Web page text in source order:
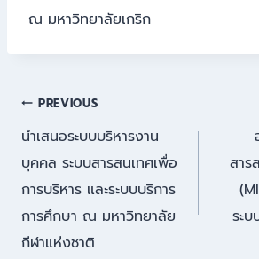
ณ มหาวิทยาลัยเกริก
แนะแนว
เรื่อง
PREVIOUS
นำเสนอระบบบริหารงาน
บุคคล ระบบสารสนเทศเพื่อ
การบริหาร และระบบบริการ
การศึกษา ณ มหาวิทยาลัย
กีฬาแห่งชาติ
สาร
ระ